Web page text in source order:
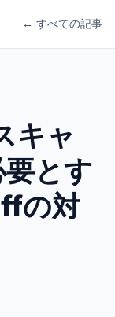
← すべての記事
キャ
とす
の対